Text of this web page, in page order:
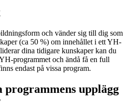
och vänder sig till dig som
(ca 50 %) om innehållet i ett YH-
dina tidigare kunskaper kan du
programmet och ändå få en full
endast på vissa program.
programmens upplägg